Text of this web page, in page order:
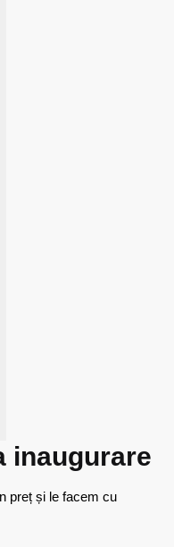
inaugurare
preț și le facem cu